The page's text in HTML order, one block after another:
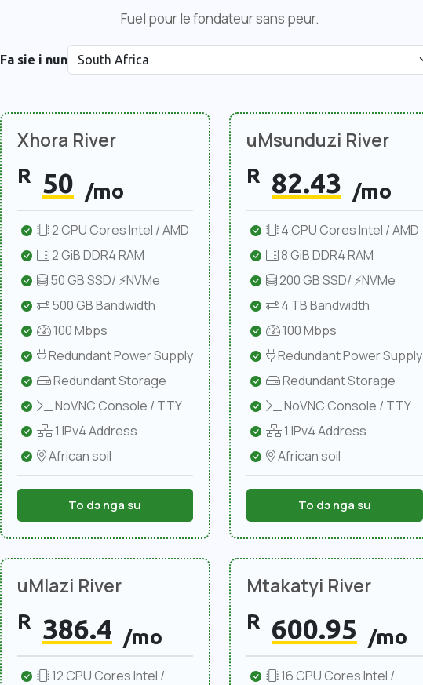
Fuel pour le fondateur sans peur.
Fa sie i nun
Xhora River
R 50 /mo
2 CPU Cores Intel / AMD
2 GiB DDR4 RAM
50 GB SSD/ ⚡NVMe
500 GB Bandwidth
100 Mbps
Redundant Power Supply
Redundant Storage
NoVNC Console / TTY
1 IPv4 Address
African soil
To dɔ nga su
uMsunduzi River
R 82.43 /mo
4 CPU Cores Intel / AMD
8 GiB DDR4 RAM
200 GB SSD/ ⚡NVMe
4 TB Bandwidth
100 Mbps
Redundant Power Supply
Redundant Storage
NoVNC Console / TTY
1 IPv4 Address
African soil
To dɔ nga su
uMlazi River
R 386.4 /mo
12 CPU Cores Intel /
Mtakatyi River
R 600.95 /mo
16 CPU Cores Intel /